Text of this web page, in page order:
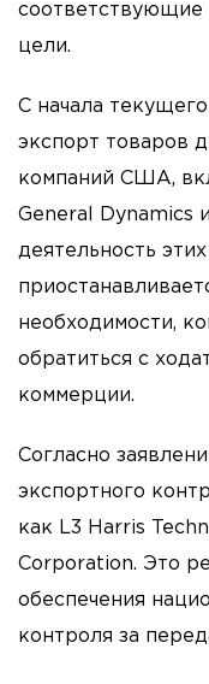
соответствующие
цели.
С начала
экспорт товаров
компаний США,
General Dynamics
деятельность
необходимости,
обратиться с
коммерции.
Согласно
экспортного
как L3 Harris
Corporation. Это
обеспечения
контроля за